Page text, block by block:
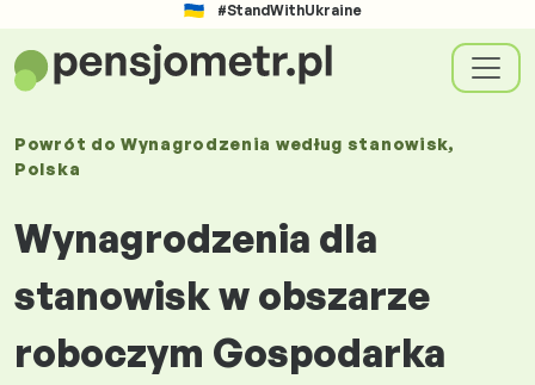
#StandWithUkraine
Powrót do Wynagrodzenia według stanowisk,
Polska
Wynagrodzenia dla
stanowisk w obszarze
roboczym Gospodarka